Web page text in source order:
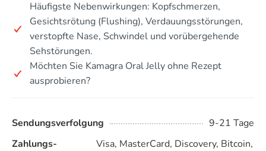
Häufigste Nebenwirkungen: Kopfschmerzen,
Gesichtsrötung (Flushing), Verdauungsstörungen,
verstopfte Nase, Schwindel und vorübergehende
Sehstörungen.
Möchten Sie Kamagra Oral Jelly ohne Rezept
ausprobieren?
Sendungsverfolgung
9-21 Tage
Zahlungs-
Visa, MasterCard, Discovery, Bitcoin,